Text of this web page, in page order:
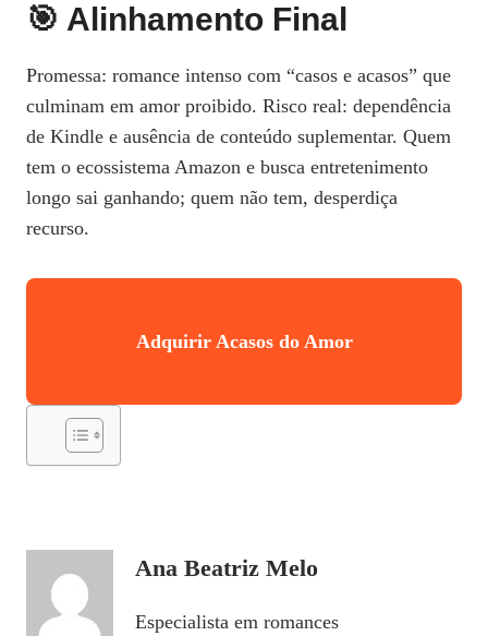
🎯 Alinhamento Final
Promessa: romance intenso com “casos e acasos” que
culminam em amor proibido. Risco real: dependência
de Kindle e ausência de conteúdo suplementar. Quem
tem o ecossistema Amazon e busca entretenimento
longo sai ganhando; quem não tem, desperdiça
recurso.
Adquirir Acasos do Amor
Ana Beatriz Melo
Especialista em romances